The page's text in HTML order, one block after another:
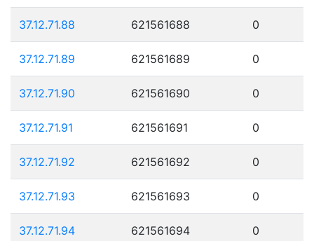
37.12.71.88 621561688 0
37.12.71.89 621561689 0
37.12.71.90 621561690 0
37.12.71.91 621561691 0
37.12.71.92 621561692 0
37.12.71.93 621561693 0
37.12.71.94 621561694 0